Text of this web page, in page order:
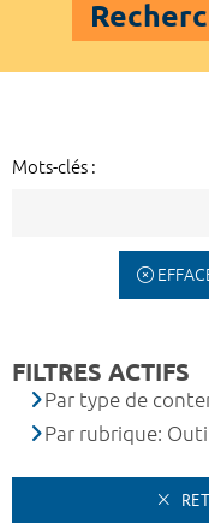
Mots-clés :
FILTRES ACTIFS
Par type de
Par rubrique: